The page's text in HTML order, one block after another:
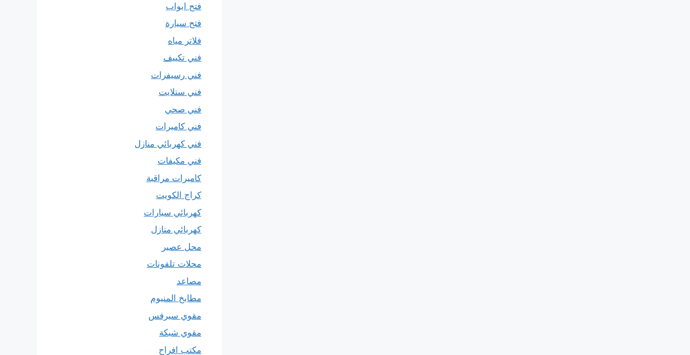
فتح ابواب
فتح سيارة
فلاتر مياه
فني تكييف
فني رسيفرات
فني ستلايت
فني صحي
فني كاميرات
فني كهربائي منازل
فني مكيفات
كاميرات مراقبة
كراج الكويت
كهربائي سيارات
كهربائي منازل
محل عصير
محلات تلفونات
مصاعد
مطابخ المنيوم
مقوي سيرفس
مقوي شبكة
مكتب افراح